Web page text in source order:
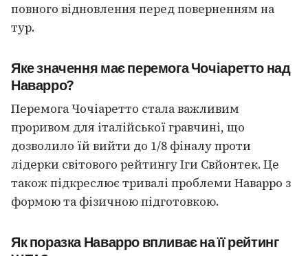
повного відновлення перед поверненням на
тур.
Яке значення має перемога Чочіаретто над
Наварро?
Перемога Чочіаретто стала важливим
проривом для італійської гравчині, що
дозволило їй вийти до 1/8 фіналу проти
лідерки світового рейтингу Іги Свйонтек. Це
також підкреслює тривалі проблеми Наварро з
формою та фізичною підготовкою.
Як поразка Наварро впливає на її рейтинг